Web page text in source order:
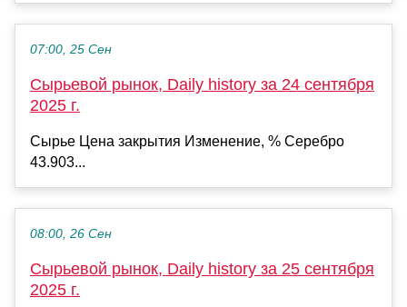
07:00, 25 Сен
Сырьевой рынок, Daily history за 24 сентября
2025 г.
Сырье Цена закрытия Изменение, % Серебро
43.903...
08:00, 26 Сен
Сырьевой рынок, Daily history за 25 сентября
2025 г.